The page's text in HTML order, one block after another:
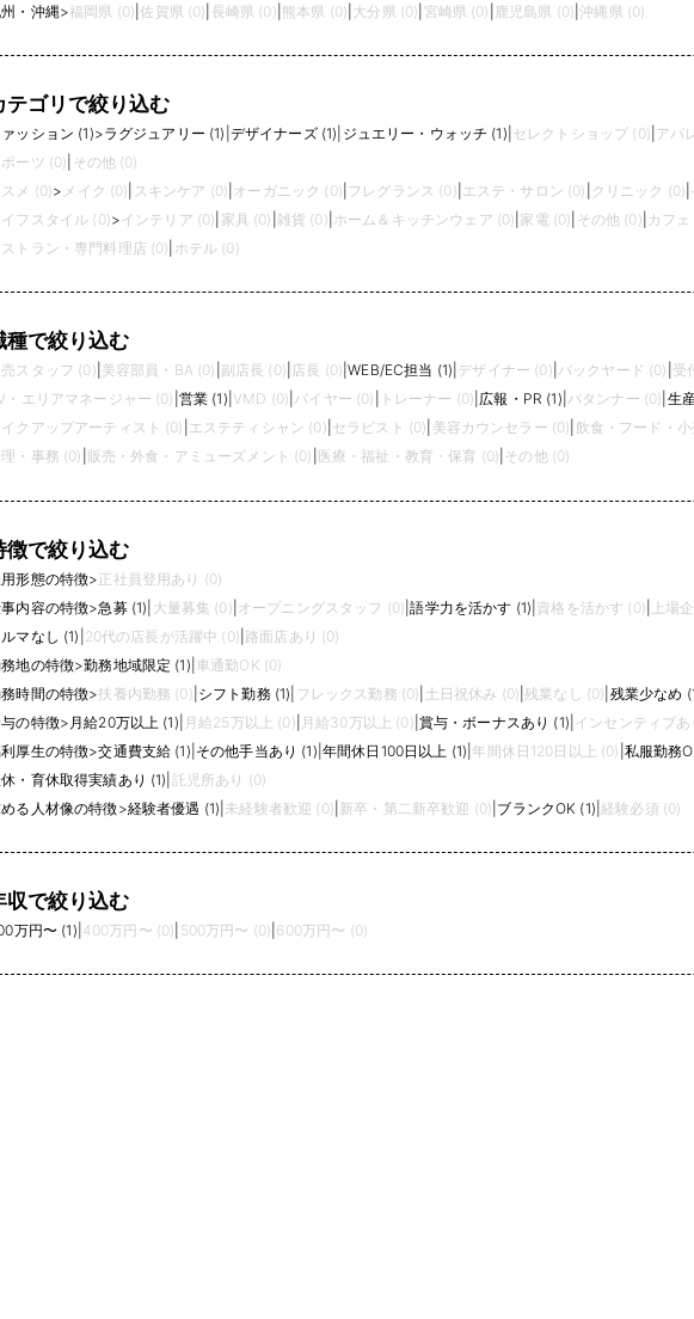
・沖縄>福岡県 (0) |佐賀県 (0) 長崎県 (0) 熊本県 (0) 大分県 (0) 宮崎県 (0) 鹿児島県 (0) |沖縄県 (0)
テゴリで絞り込む
ッション (1)>ラグジュアリー (1) デザイナーズ (1) ジュエリー・ウォッチ (1) セレクトショップ (0) アパ
ポーツ (0) その他 (0)
スメ (0)> メイク (0) スキンケア (0) オーガニック (0) フレグランス (0) エステ・サロン (0) クリニック (0)
イフスタイル (0)> インテリア (0) 家具 (0) 雑貨 (0) ホーム＆キッチンウェア (0) 家電 (0) その他 (0) カフ
ストラン・専門料理店 (0) ホテル (0)
種で絞り込む
スタッフ (0) 美容部員・BA (0) 副店長 (0) 店長 (0) |WEB/EC担当 (1) デザイナー (0) バックヤード (0) 受
・エリアマネージャー (0) 営業 (1) VMD (0) |バイヤー (0) トレーナー (0) 広報・PR (1) パタンナー (0) 生
イクアップアーティスト (0) エステティシャン (0) セラピスト (0) 美容カウンセラー (0) 飲食・フード・
・事務 (0) 販売・外食・アミューズメント (0) 医療・福祉・教育・保育 (0) その他 (0)
徴で絞り込む
用形態の特徴>正社員登用あり (0)
内容の特徴>急募 (1) 大量募集 (0) オープニングスタッフ (0) |語学力を活かす (1) 資格を活かす (0) 上場
ルマなし (1) 20代の店長が活躍中 (0) 路面店あり (0)
地の特徴>勤務地域限定 (1) 車通勤OK (0)
時間の特徴>扶養内勤務 (0) シフト勤務 (1) フレックス勤務 (0) 土日祝休み (0) |残業なし (0) 残業少なめ
の特徴> 月給20万以上 (1) 月給25万以上 (0) 月給30万以上 (0) 賞与・ボーナスあり (1) インセンティブあ
厚生の特徴>交通費支給 (1) その他手当あり (1) 年間休日100日以上 (1) 年間休日120日以上 (0) 私服勤務
・育休取得実績あり (1) 託児所あり (0)
る人材像の特徴>経験者優遇 (1) 未経験者歓迎 (0) 新卒・第二新卒歓迎 (0) ブランクOK (1) |経験必須 (0)
収で絞り込む
万円〜 (1) 400万円〜 (0) 500万円〜 (0) 600万円〜 (0)